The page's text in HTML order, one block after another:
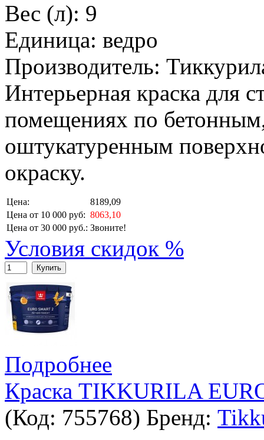
Вес (л): 9
Единица: ведро
Производитель:
Интерьерная краска для
помещениях по
оштукатуренным
окраску.
Цена:
8189,09
Цена от 10 000 руб: 8063,10
Цена от 30 000 руб.: Звоните!
Условия скидок %
Купить
Подробнее
Краска TIKKURILA
(Код: 755768) Бренд: